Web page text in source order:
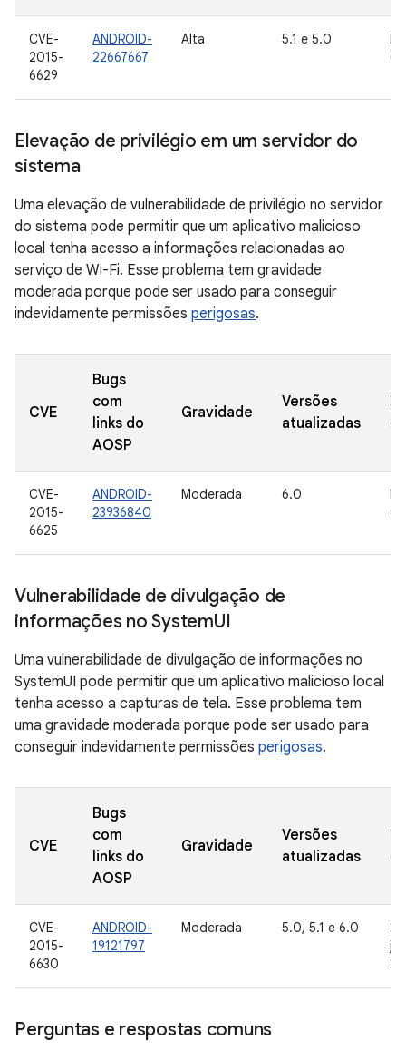
CVE-
2015-
6629
ANDROID-
22667667
Alta 5.1 e 5.0
Elevação de privilégio em um servidor do
sistema
Uma elevação de vulnerabilidade de privilégio no servidor
do sistema pode permitir que um aplicativo malicioso
local tenha acesso a informações relacionadas ao
serviço de Wi-Fi. Esse problema tem gravidade
moderada porque pode ser usado para conseguir
indevidamente permissões perigosas.
CVE
Bugs
com
links do
AOSP
Gravidade
Versões
atualizadas
CVE-
2015-
6625
ANDROID-
23936840
Moderada 6.0
Vulnerabilidade de divulgação de
informações no SystemUI
Uma vulnerabilidade de divulgação de informações no
SystemUI pode permitir que um aplicativo malicioso local
tenha acesso a capturas de tela. Esse problema tem
uma gravidade moderada porque pode ser usado para
conseguir indevidamente permissões perigosas.
CVE
Bugs
com
links do
AOSP
Gravidade
Versões
atualizadas
CVE-
2015-
6630
ANDROID-
19121797
Moderada 5.0, 5.1 e 6.0
Perguntas e respostas comuns